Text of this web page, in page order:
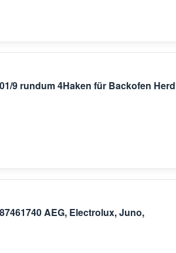
9 rundum 4Haken für Backofen Herd
AEG, Electrolux, Juno,